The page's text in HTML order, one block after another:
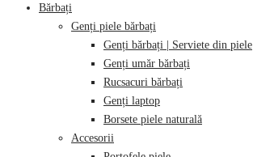
Bărbați
Genți piele bărbați
Genți bărbați | Serviete din piele
Genți umăr bărbați
Rucsacuri bărbați
Genți laptop
Borsete piele naturală
Accesorii